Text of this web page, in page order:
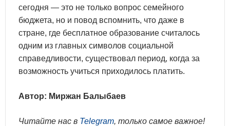
сегодня — это не только вопрос семейного
бюджета, но и повод вспомнить, что даже в
стране, где бесплатное образование считалось
одним из главных символов социальной
справедливости, существовал период, когда за
возможность учиться приходилось платить.
Автор: Миржан Балыбаев
Читайте нас в Telegram, только самое важное!